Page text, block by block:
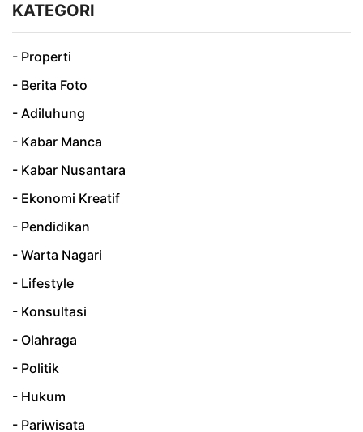
KATEGORI
- Properti
- Berita Foto
- Adiluhung
- Kabar Manca
- Kabar Nusantara
- Ekonomi Kreatif
- Pendidikan
- Warta Nagari
- Lifestyle
- Konsultasi
- Olahraga
- Politik
- Hukum
- Pariwisata